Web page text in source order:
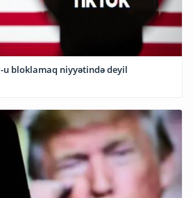
u bloklamaq niyyətində deyil